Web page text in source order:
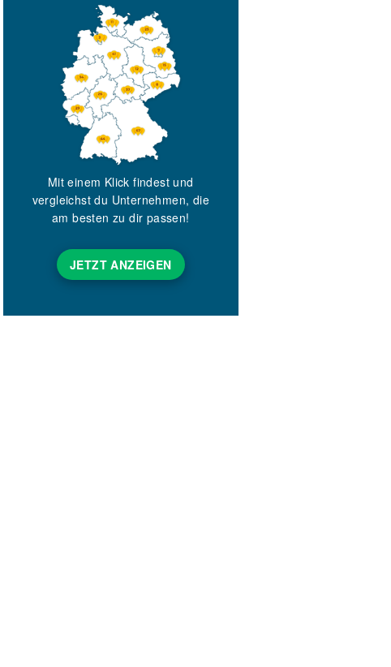
Mit einem Klick findest und
vergleichst du Unternehmen, die
am besten zu dir passen!
JETZT ANZEIGEN